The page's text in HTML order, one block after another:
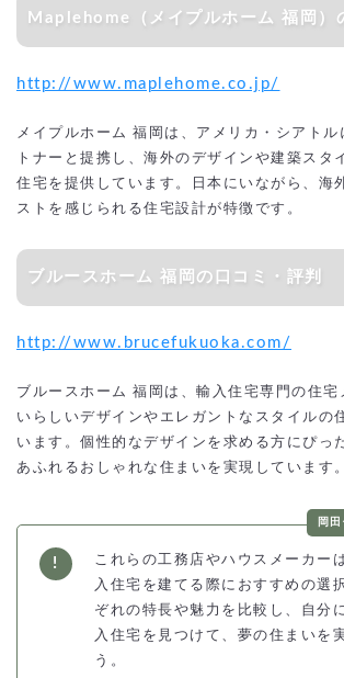
Maplehome（メイプルホーム 福岡）
http://www.maplehome.co.jp/
メイプルホーム 福岡は、アメリカ・シアトル
トナーと提携し、海外のデザインや建築スタ
住宅を提供しています。日本にいながら、海
ストを感じられる住宅設計が特徴です。
ブルースホーム 福岡の口コミ・評判
http://www.brucefukuoka.com/
ブルースホーム 福岡は、輸入住宅専門の住宅
いらしいデザインやエレガントなスタイルの
います。個性的なデザインを求める方にぴっ
あふれるおしゃれな住まいを実現しています。
岡
これらの工務店やハウスメーカー
入住宅を建てる際におすすめの選
ぞれの特長や魅力を比較し、自分
入住宅を見つけて、夢の住まいを
う。